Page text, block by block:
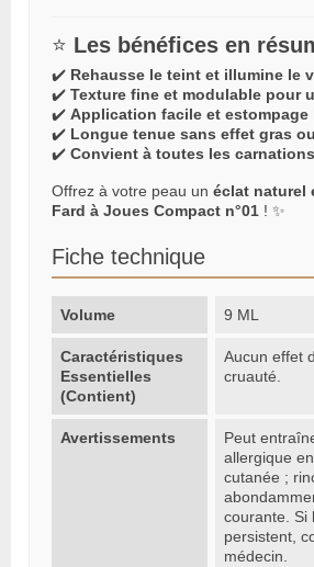
⭐ Les bénéfices en
✔️ Rehausse le teint et illumine le
✔️ Texture fine et modulable pour
✔️ Application facile et estompage
✔️ Longue tenue sans effet gras
✔️ Convient à toutes les carnations
Offrez à votre peau un éclat naturel
Fard à Joues Compact n°01 ! ✨
Fiche technique
Volume 9 ML
Caractéristiques
Essentielles
(Contient)
Aucun effet
cruauté.
Avertissements
Peut
allergique
cutanée ;
courante. Si
persistent,
médecin.